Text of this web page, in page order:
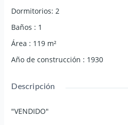
Dormitorios: 2
Baños : 1
Área : 119 m²
Año de construcción : 1930
Descripción
"VENDIDO"